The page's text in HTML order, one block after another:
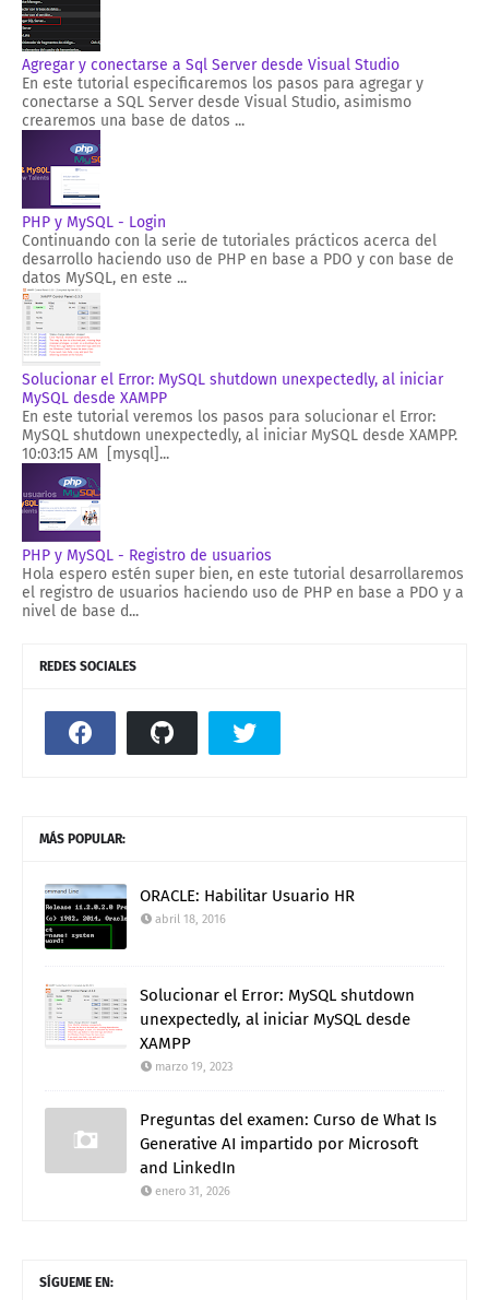
Agregar y conectarse a Sql Server desde Visual Studio
En este tutorial especificaremos los pasos para agregar y
conectarse a SQL Server desde Visual Studio, asimismo
crearemos una base de datos ...
PHP y MySQL - Login
Continuando con la serie de tutoriales prácticos acerca del
desarrollo haciendo uso de PHP en base a PDO y con base de
datos MySQL, en este ...
Solucionar el Error: MySQL shutdown unexpectedly, al iniciar
MySQL desde XAMPP
En este tutorial veremos los pasos para solucionar el Error:
MySQL shutdown unexpectedly, al iniciar MySQL desde XAMPP.
10:03:15 AM [mysql]...
PHP y MySQL - Registro de usuarios
Hola espero estén super bien, en este tutorial desarrollaremos
el registro de usuarios haciendo uso de PHP en base a PDO y a
nivel de base d...
REDES SOCIALES
MÁS POPULAR:
ORACLE: Habilitar Usuario HR
abril 18, 2016
Solucionar el Error: MySQL shutdown
unexpectedly, al iniciar MySQL desde
XAMPP
marzo 19, 2023
Preguntas del examen: Curso de What Is
Generative AI impartido por Microsoft
and LinkedIn
enero 31, 2026
SÍGUEME EN: